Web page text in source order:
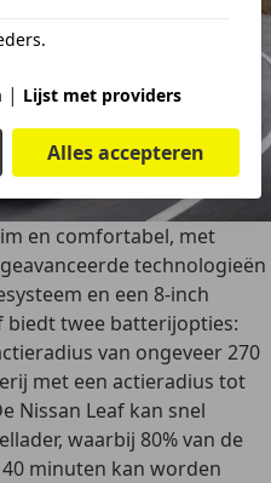
| Lijst met providers
Alles accepteren
en comfortabel, met
technologieën
en een 8-inch
biedt twee batterijopties:
van ongeveer 270
met een actieradius tot
Nissan Leaf kan snel
waarbij 80% van de
minuten kan worden